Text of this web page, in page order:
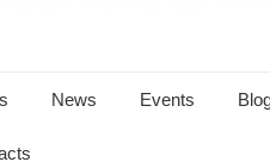
News Events